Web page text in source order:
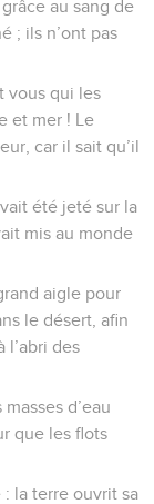
au sang de
; ils n’ont pas
vous qui les
et mer ! Le
car il sait qu’il
été jeté sur la
mis au monde
aigle pour
le désert, afin
l’abri des
d’eau
que les flots
la terre ouvrit sa